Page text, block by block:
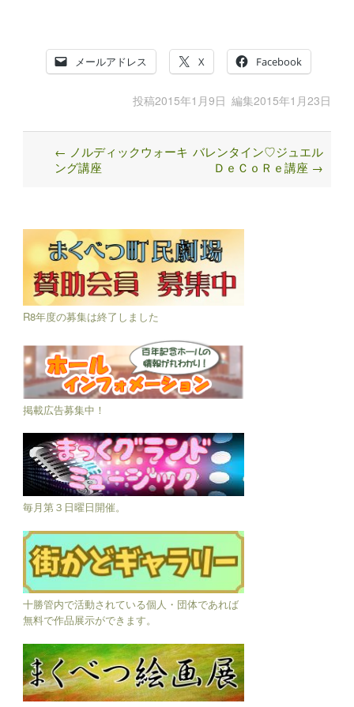
メールアドレス X Facebook
投稿2015年1月9日 編集2015年1月23日
Post
navigation
← ノルディックウォーキ
ング講座
バレンタイン♡ジュエル
ＤｅＣｏＲｅ講座 →
R8年度の募集は終了しました
掲載広告募集中！
毎月第３日曜日開催。
十勝管内で活動されている個人・団体であれば
無料で作品展示ができます。